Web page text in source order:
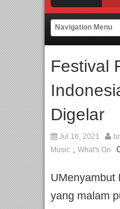
Jakarta dengan Ribuan
Universitas Agung Podomoro
Festival
Digelar
Jul 16, 2021
Music , What's On
UMenyambut
yang malam